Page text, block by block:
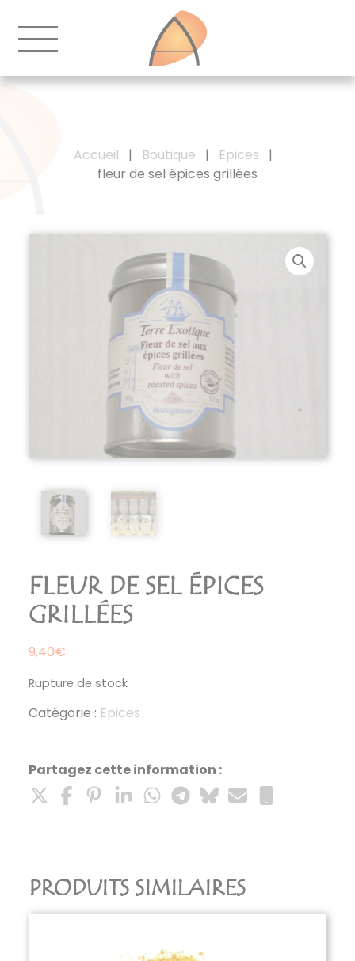
Accueil | Boutique | Epices
|
fleur de sel épices grillées
FLEUR DE SEL ÉPICES
GRILLÉES
9,40€
Rupture de stock
Catégorie : Epices
Partagez cette information :
PRODUITS SIMILAIRES